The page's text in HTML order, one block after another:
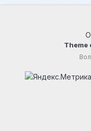
Theme